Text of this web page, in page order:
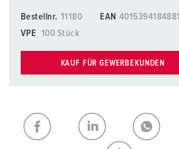
Bestellnr. 11180 EAN 4015394184881
VPE
100 Stück
KAUF FÜR GEWERBEKUNDEN